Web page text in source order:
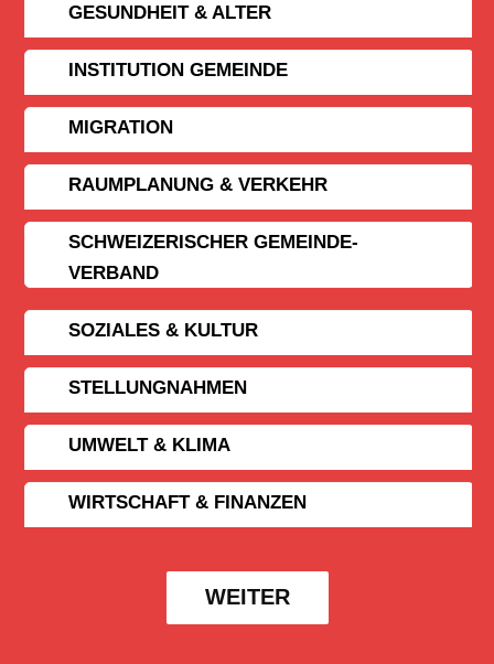
GESUNDHEIT & ALTER
INSTITUTION GEMEINDE
MIGRATION
RAUMPLANUNG & VERKEHR
SCHWEIZERISCHER GEMEINDE­
VERBAND
SOZIALES & KULTUR
STELLUNGNAHMEN
UMWELT & KLIMA
WIRTSCHAFT & FINANZEN
WEITER